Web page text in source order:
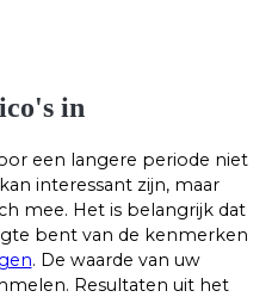
in
een langere periode niet
interessant zijn, maar
mee. Het is belangrijk dat
bent van de kenmerken
. De waarde van uw
Resultaten uit het